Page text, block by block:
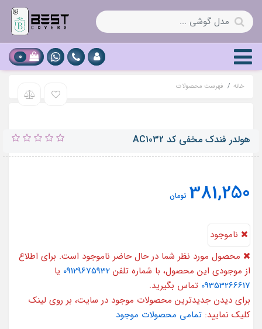
0
خانه فهرست محصولات
هولدر فندک مخفی کد AC1032
381,250 تومان
ناموجود
محصول مورد نظر شما در حال حاضر ناموجود است. برای اطلاع
از موجودی این محصول، با شماره تلفن 09129675932 یا
09353266617 تماس بگیرید.
برای دیدن جدیدترین محصولات موجود در سایت، بر روی لینک
کلیک نمایید: تمامی محصولات موجود